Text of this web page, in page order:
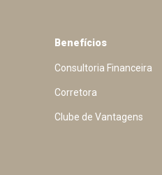
Benefícios
Consultoria Financeira
Corretora
Clube de Vantagens